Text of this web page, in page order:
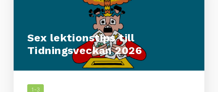
Sex lektionstips till
Tidningsveckan 2026
1-3